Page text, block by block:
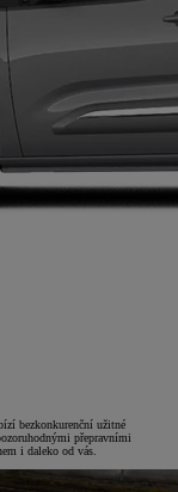
bezkonkurenční užitné
přepravními
i daleko od vás.